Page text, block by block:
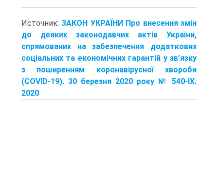
Источник: ЗАКОН УКРАЇНИ Про внесення змін
до деяких законодавчих актів України,
спрямованих на забезпечення додаткових
соціальних та економічних гарантій у зв’язку
з поширенням коронавірусної хвороби
(COVID-19). 30 березня 2020 року № 540-IX.
2020